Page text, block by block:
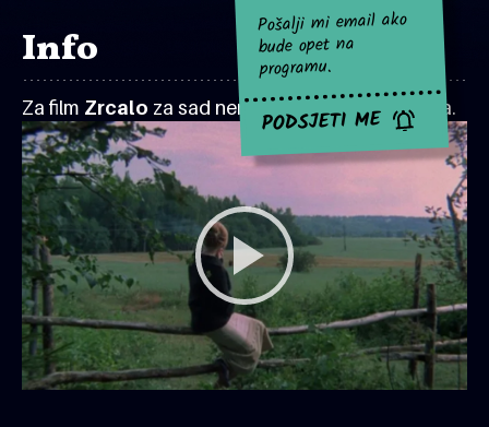
Info
Za film Zrcalo za sad nema najavljenih projekcija.
Pošalji mi email ako
bude opet na
programu.
PODSJETI ME